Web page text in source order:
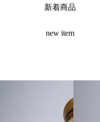
新着商品
new item